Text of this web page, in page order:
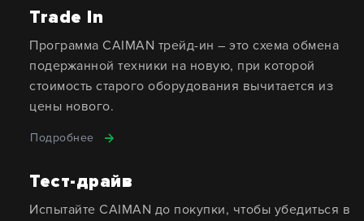
Trade In
Программа CAIMAN трейд-ин – это схема обмена
подержанной техники на новую, при которой
стоимость старого оборудования вычитается из
цены нового.
Подробнее
Тест-драйв
Испытайте CAIMAN до покупки, чтобы убедиться в